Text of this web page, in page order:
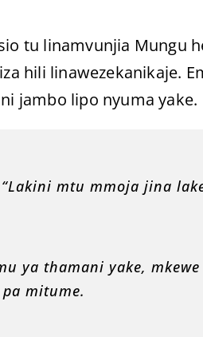
tu linamvunjia Mungu
hili linawezekanikaje.
jambo lipo nyuma yake.
mtu mmoja jina
ya thamani yake,
mitume.